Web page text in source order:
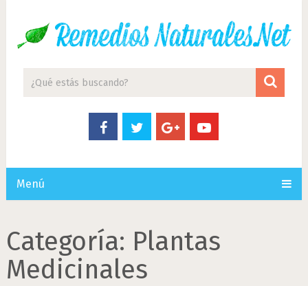
Menú
Categoría: Plantas
Medicinales